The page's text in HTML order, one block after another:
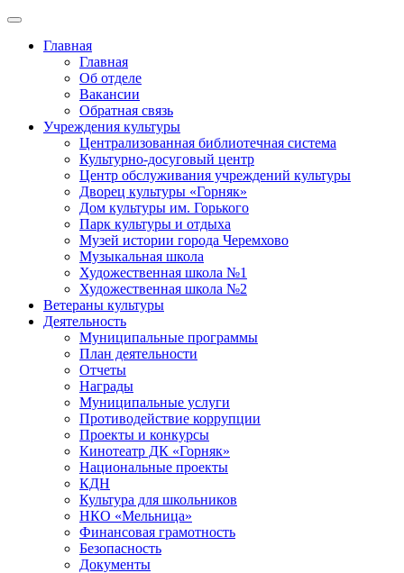
Главная
Главная
Об отделе
Вакансии
Обратная связь
Учреждения культуры
Централизованная библиотечная система
Культурно-досуговый центр
Центр обслуживания учреждений культуры
Дворец культуры «Горняк»
Дом культуры им. Горького
Парк культуры и отдыха
Музей истории города Черемхово
Музыкальная школа
Художественная школа №1
Художественная школа №2
Ветераны культуры
Деятельность
Муниципальные программы
План деятельности
Отчеты
Награды
Муниципальные услуги
Противодействие коррупции
Проекты и конкурсы
Кинотеатр ДК «Горняк»
Национальные проекты
КДН
Культура для школьников
НКО «Мельница»
Финансовая грамотность
Безопасность
Документы